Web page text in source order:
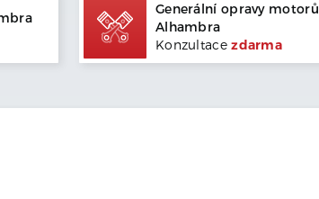
Generální opravy motorů
Alhambra
Konzultacezdarma